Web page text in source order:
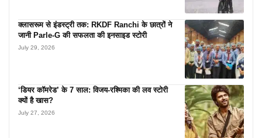
क्लासरूम से इंडस्ट्री तक: RKDF Ranchi के छात्रों ने
जानी Parle-G की सफलता की इनसाइड स्टोरी
July 29, 2026
‘डियर कॉमरेड’ के 7 साल: विजय-रश्मिका की लव स्टोरी
क्यों है खास?
July 27, 2026